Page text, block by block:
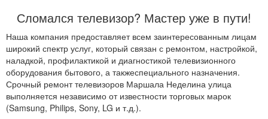
Сломался телевизор? Мастер уже в пути!
Наша компания предоставляет всем заинтересованным лицам
широкий спектр услуг, который связан с ремонтом, настройкой,
наладкой, профилактикой и диагностикой телевизионного
оборудования бытового, а такжеспециального назначения.
Срочный ремонт телевизоров Маршала Неделина улица
выполняется независимо от известности торговых марок
(Samsung, Philips, Sony, LG и т.д.).